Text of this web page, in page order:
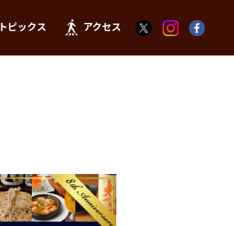
トピックス アクセス